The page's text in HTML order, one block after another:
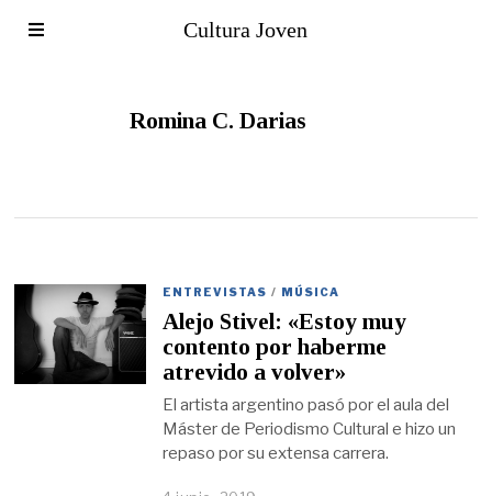
Cultura Joven
Romina C. Darias
ENTREVISTAS / MÚSICA
Alejo Stivel: «Estoy muy
contento por haberme
atrevido a volver»
El artista argentino pasó por el aula del
Máster de Periodismo Cultural e hizo un
repaso por su extensa carrera.